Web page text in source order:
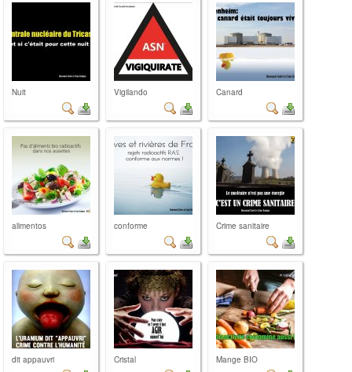
Nuit Vigilando Canard
alimentos conforme Crime sanitaire
dit appauvri Cristal Mange BIO